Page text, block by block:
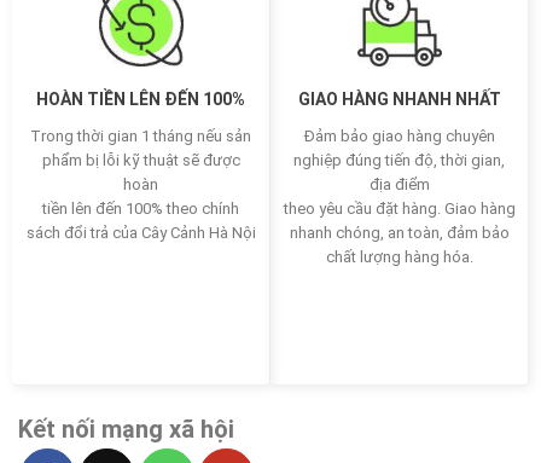
HOÀN TIỀN LÊN ĐẾN 100%
Trong thời gian 1 tháng nếu sản
phẩm bị lỗi kỹ thuật sẽ được
hoàn
tiền lên đến 100% theo chính
sách đổi trả của Cây Cảnh Hà Nội
GIAO HÀNG NHANH NHẤT
Đảm bảo giao hàng chuyên
nghiệp đúng tiến độ, thời gian,
địa điểm
theo yêu cầu đặt hàng. Giao hàng
nhanh chóng, an toàn, đảm bảo
chất lượng hàng hóa.
Kết nối mạng xã hội